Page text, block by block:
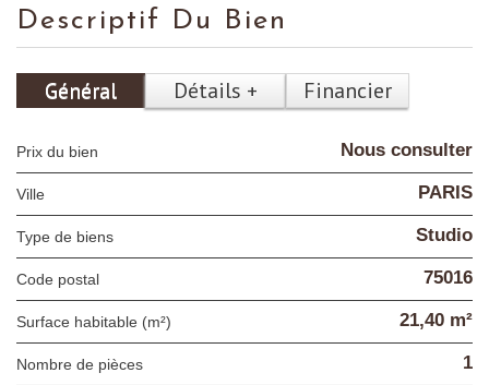
Descriptif Du Bien
Général Détails + Financier
Prix du bien Nous consulter
Ville PARIS
Type de biens Studio
Code postal 75016
Surface habitable (m²) 21,40 m²
Nombre de pièces 1